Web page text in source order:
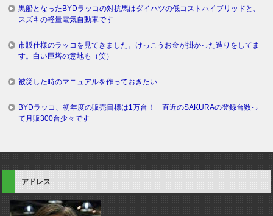
黒船となったBYDラッコの対抗馬はダイハツの低コストハイブリッドと、
スズキの軽量電気自動車です
市販仕様のラッコを見てきました。けっこうお金が掛かった造りをしてま
す。白い巨塔の意地も（笑）
被災した時のマニュアルを作っておきたい
BYDラッコ、初年度の販売目標は1万台！ 直近のSAKURAの登録台数っ
て月販300台少々です
アドレス